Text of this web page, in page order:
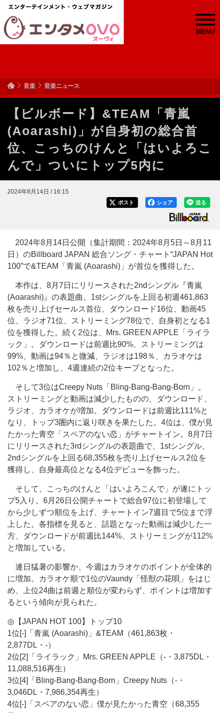
MENU
音楽 音楽ニュース
【ビルボード】&TEAM「青嵐
(Aoarashi)」が自身初の総合首
位、こっちのけんと「はいよろこ
んで」ついにトップ5内に
2024年8月14日 / 16:15
送る
シェア
ポスト
2024年8月14日公開（集計期間：2024年8月5日～8月11
日）のBillboard JAPAN 総合ソング・チャート“JAPAN Hot
100”で&TEAM「青嵐 (Aoarashi)」が首位を獲得した。
本作は、8月7日にリリースされた2ndシングル『青嵐
(Aoarashi)』の表題曲。1stシングルを上回る初週461,863
枚を売り上げセールス首位、ダウンロード16位、動画45
位、ラジオ71位、ストリーミング78位で、自身初となる1
位を獲得した。続く2位は、Mrs. GREEN APPLE「ライラ
ック」。ダウンロードは前週比90%、ストリーミングは
99%、動画は94％と微減、ラジオは198％、カラオケは
102％と増加し、4週連続の2位キープとなった。
そして3位はCreepy Nuts「Bling-Bang-Bang-Born」。
ストリーミングと動画は減少したものの、ダウンロード、
ラジオ、カラオケが増加。ダウンロードは前週比111%と
なり、トップ3圏内に返り咲きを果たした。4位は、僕が見
たかった青空「スペアのない恋」がチャートイン。8月7日
にリリースされた3rdシングルの表題曲で、1stシングル、
2ndシングルを上回る68,355枚を売り上げセールス2位を
獲得し、自身最高位となる4位デビューを飾った。
そして、こっちのけんと「はいよろこんで」が遂にトッ
プ5入り。6月26日公開チャートで総合97位に初登場して
から少しずつ順位を上げ、チャートイン7週目で5位まで浮
上した。各指標を見ると、話題となった動画は減少した一
方、ダウンロードが前週比144%、ストリーミングが112%
と増加している。
連日猛暑の影響か、今週はカラオケのポイントが全体的
に増加。カラオケ順で1位のVaundy「怪獣の花唄」をはじ
め、上位24曲は前週と順位が変わらず、ポイントは増加す
るという傾向が見られた。
◎【JAPAN HOT 100】トップ10
1位[-]「青嵐 (Aoarashi)」&TEAM（461,863枚・
2,877DL・-）
2位[2]「ライラック」Mrs. GREEN APPLE（-・3,875DL・
11,088,516再生）
3位[4]「Bling-Bang-Bang-Born」Creepy Nuts（-・
3,046DL・7,986,354再生）
4位[-]「スペアのない恋」僕が見たかった青空（68,355